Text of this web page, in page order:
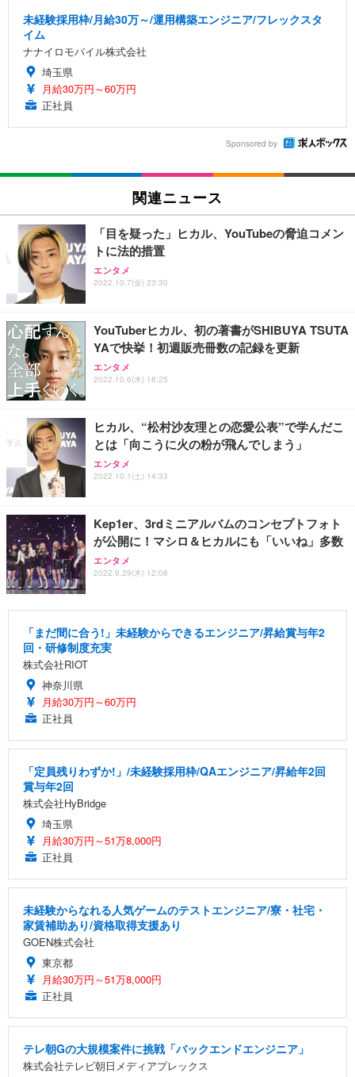
未経験採用枠/月給30万～/運用構築エンジニア/フレックスタ
イム
ナナイロモバイル株式会社
埼玉県
月給30万円～60万円
正社員
Sponsored by
関連ニュース
「目を疑った」ヒカル、YouTubeの脅迫コメン
トに法的措置
エンタメ
2022.10.7(金) 23:30
YouTuberヒカル、初の著書がSHIBUYA TSUTA
YAで快挙！初週販売冊数の記録を更新
エンタメ
2022.10.6(木) 18:25
ヒカル、“松村沙友理との恋愛公表”で学んだこ
とは「向こうに火の粉が飛んでしまう」
エンタメ
2022.10.1(土) 14:33
Kep1er、3rdミニアルバムのコンセプトフォト
が公開に！マシロ＆ヒカルにも「いいね」多数
エンタメ
2022.9.29(木) 12:08
「まだ間に合う!」未経験からできるエンジニア/昇給賞与年2
回・研修制度充実
株式会社RIOT
神奈川県
月給30万円～60万円
正社員
「定員残りわずか!」/未経験採用枠/QAエンジニア/昇給年2回
賞与年2回
株式会社HyBridge
埼玉県
月給30万円～51万8,000円
正社員
未経験からなれる人気ゲームのテストエンジニア/寮・社宅・
家賃補助あり/資格取得支援あり
GOEN株式会社
東京都
月給30万円～51万8,000円
正社員
テレ朝Gの大規模案件に挑戦「バックエンドエンジニア」
株式会社テレビ朝日メディアプレックス